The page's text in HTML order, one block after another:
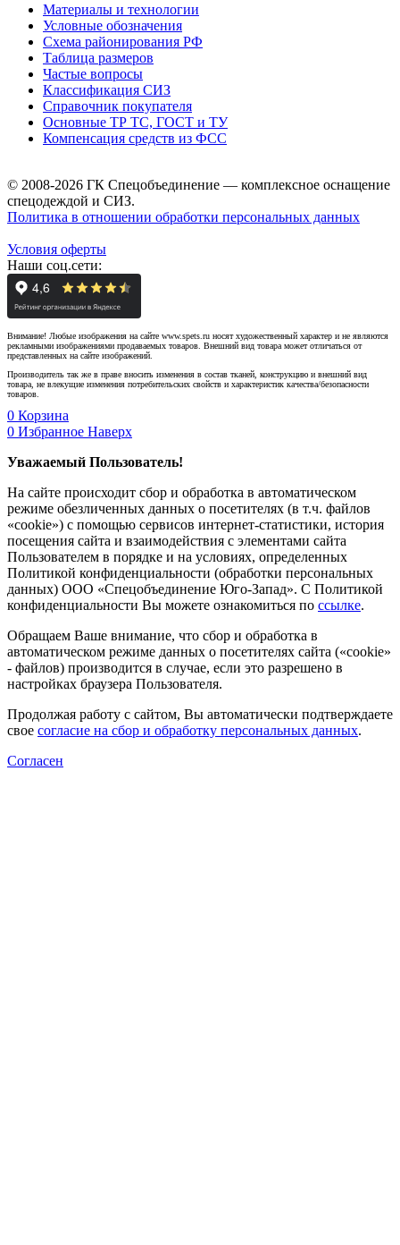
Материалы и технологии
Условные обозначения
Схема районирования РФ
Таблица размеров
Частые вопросы
Классификация СИЗ
Справочник покупателя
Основные ТР ТС, ГОСТ и ТУ
Компенсация средств из ФСС
© 2008-2026 ГК Спецобъединение — комплексное оснащение
спецодеждой и СИЗ.
Политика в отношении обработки персональных данных
Условия оферты
Наши соц.сети:
Внимание! Любые изображения на сайте www.spets.ru носят художественный характер и не являются
рекламными изображениями продаваемых товаров. Внешний вид товара может отличаться от
представленных на сайте изображений.
Производитель так же в праве вносить изменения в состав тканей, конструкцию и внешний вид
товара, не влекущие изменения потребительских свойств и характеристик качества/безопасности
товаров.
0 Корзина
0 Избранное Наверх
Уважаемый Пользователь!
На сайте происходит сбор и обработка в автоматическом
режиме обезличенных данных о посетителях (в т.ч. файлов
«cookie») с помощью сервисов интернет-статистики, история
посещения сайта и взаимодействия с элементами сайта
Пользователем в порядке и на условиях, определенных
Политикой конфиденциальности (обработки персональных
данных) ООО «Спецобъединение Юго-Запад». С Политикой
конфиденциальности Вы можете ознакомиться по ссылке.
Обращаем Ваше внимание, что сбор и обработка в
автоматическом режиме данных о посетителях сайта («cookie»
- файлов) производится в случае, если это разрешено в
настройках браузера Пользователя.
Продолжая работу с сайтом, Вы автоматически подтверждаете
свое согласие на сбор и обработку персональных данных.
Согласен